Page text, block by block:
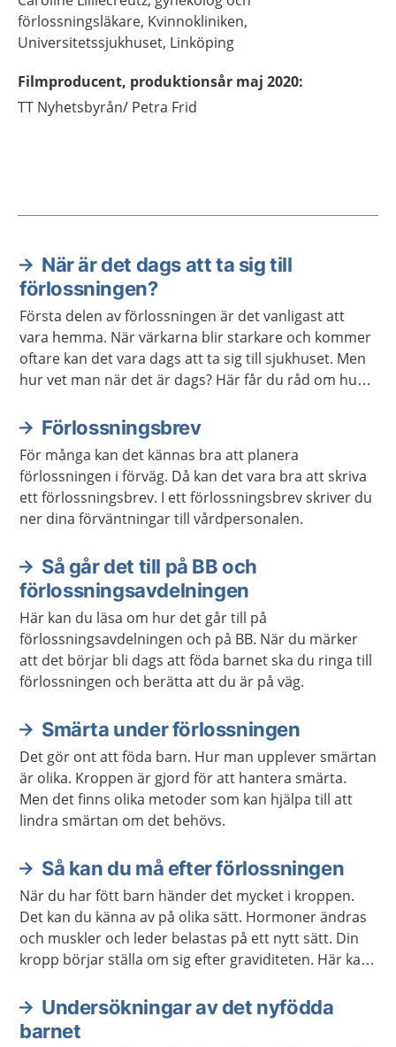
förlossningsläkare, Kvinnokliniken,
Universitetssjukhuset, Linköping
Filmproducent, produktionsår maj 2020:
TT Nyhetsbyrån/ Petra Frid
Aktuella artiklar
När är det dags att ta sig till
förlossningen?
Första delen av förlossningen är det vanligast att
vara hemma. När värkarna blir starkare och kommer
oftare kan det vara dags att ta sig till sjukhuset. Men
hur vet man när det är dags? Här får du råd om hur
Förlossningsbrev
För många kan det kännas bra att planera
förlossningen i förväg. Då kan det vara bra att skriva
ett förlossningsbrev. I ett förlossningsbrev skriver du
ner dina förväntningar till vårdpersonalen.
Så går det till på BB och
förlossningsavdelningen
Här kan du läsa om hur det går till på
förlossningsavdelningen och på BB. När du märker
att det börjar bli dags att föda barnet ska du ringa till
förlossningen och berätta att du är på väg.
Smärta under förlossningen
Det gör ont att föda barn. Hur man upplever smärtan
är olika. Kroppen är gjord för att hantera smärta.
Men det finns olika metoder som kan hjälpa till att
lindra smärtan om det behövs.
Så kan du må efter förlossningen
När du har fött barn händer det mycket i kroppen.
Det kan du känna av på olika sätt. Hormoner ändras
och muskler och leder belastas på ett nytt sätt. Din
kropp börjar ställa om sig efter graviditeten. Här kan
att du har fött barn.
Undersökningar av det nyfödda
barnet